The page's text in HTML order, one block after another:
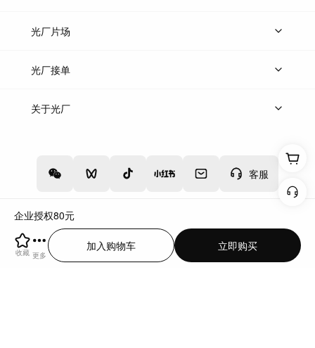
企业授权80元
收藏 更多
立即购买
加入购物车
客服
热门音乐
光厂片场
上传案例
光厂接单
上架服务
关于光厂
增值电信业务经营许可证：川B2-20160192
川公网安备51019002000262
违法和不良信息举报中心